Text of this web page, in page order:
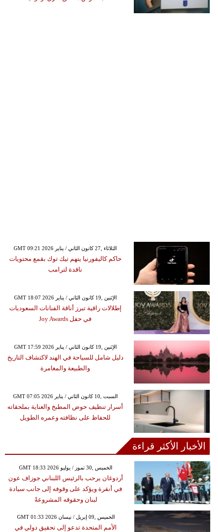
GMT 09:21 2026 الثلاثاء ,27 كانون الثاني / يناير
حاكم كاليفورنيا يتهم تيك توك بقمع محتويات
ناقدة لترامب
GMT 18:07 2026 الإثنين ,19 كانون الثاني / يناير
إطلالات راقية تبرز أناقة الفنانات السعوديات
في حفل Joy Awards
GMT 17:59 2026 الإثنين ,19 كانون الثاني / يناير
دليل شامل للسياحة في الهند لاكتشاف التاريخ
والطبيعة والمغامرة
GMT 07:05 2026 السبت ,10 كانون الثاني / يناير
أسرار تنظيف حوض المطبخ والعناية بملحقاته
للحفاظ على نظافته وعمره الطويل
الأخبار الأكثر قراءة
GMT 18:33 2026 الخميس ,30 تموز / يوليو
أردوغان يرحب بالرئيس اللبناني جوزاف عون
في أنقرة ويؤكد على وقوفه إلى جانب سيادة
لبنان وحقوقه المشروعةً
GMT 01:33 2026 الخميس ,09 إبريل / نيسان
الأمم المتحدة تدعو إلى تحقيق دولي في